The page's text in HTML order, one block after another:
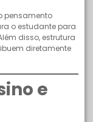
pensamento
o estudante para
disso, estrutura
diretamente
e